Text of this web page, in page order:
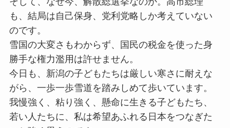
も、結局は自己保身、党利党略しか考えていない
のです。
雪国の大変さもわからず、国民の税金を使った身
勝手な権力濫用は許せません。
今日も、新潟の子どもたちは厳しい寒さに耐えな
がら、一歩一歩雪道を踏みしめて歩いています。
我慢強く、粘り強く、懸命に生きる子どもたち、
若い人たちに、私は希望あふれる日本をつなぎた